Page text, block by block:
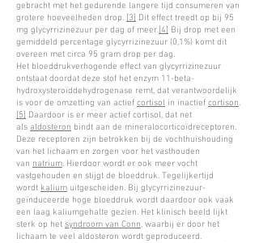
gebracht met het gedurende langere tijd consumeren van
grotere hoeveelheden drop. [3] Dit effect treedt op bij 95
mg glycyrrizinezuur per dag of meer.[4] Bij drop met een
gemiddeld percentage glycyrrizinezuur (0,1%) komt dit
overeen met circa 95 gram drop per dag.
Het bloeddrukverhogende effect van glycyrrizinezuur
ontstaat doordat deze stof het enzym 11-beta-
hydroxysteroïddehydrogenase remt, dat verantwoordelijk
is voor de omzetting van actief cortisol in inactief cortison.
[5] Daardoor is er meer actief cortisol, dat net
als aldosteron bindt aan de mineralocorticoïdreceptoren.
Deze receptoren zijn betrokken bij de vochthuishouding
van het lichaam en zorgen voor het vasthouden
van natrium. Hierdoor wordt er ook meer vocht
vastgehouden en stijgt de bloeddruk. Tegelijkertijd
wordt kalium uitgescheiden. Bij glycyrrizinezuur-
geïnduceerde hoge bloeddruk wordt daardoor ook vaak
een laag kaliumgehalte gezien. Het klinisch beeld lijkt
sterk op het syndroom van Conn, waarbij er door het
lichaam te veel aldosteron wordt geproduceerd.